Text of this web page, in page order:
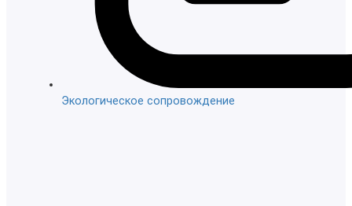
Экологическое сопровождение